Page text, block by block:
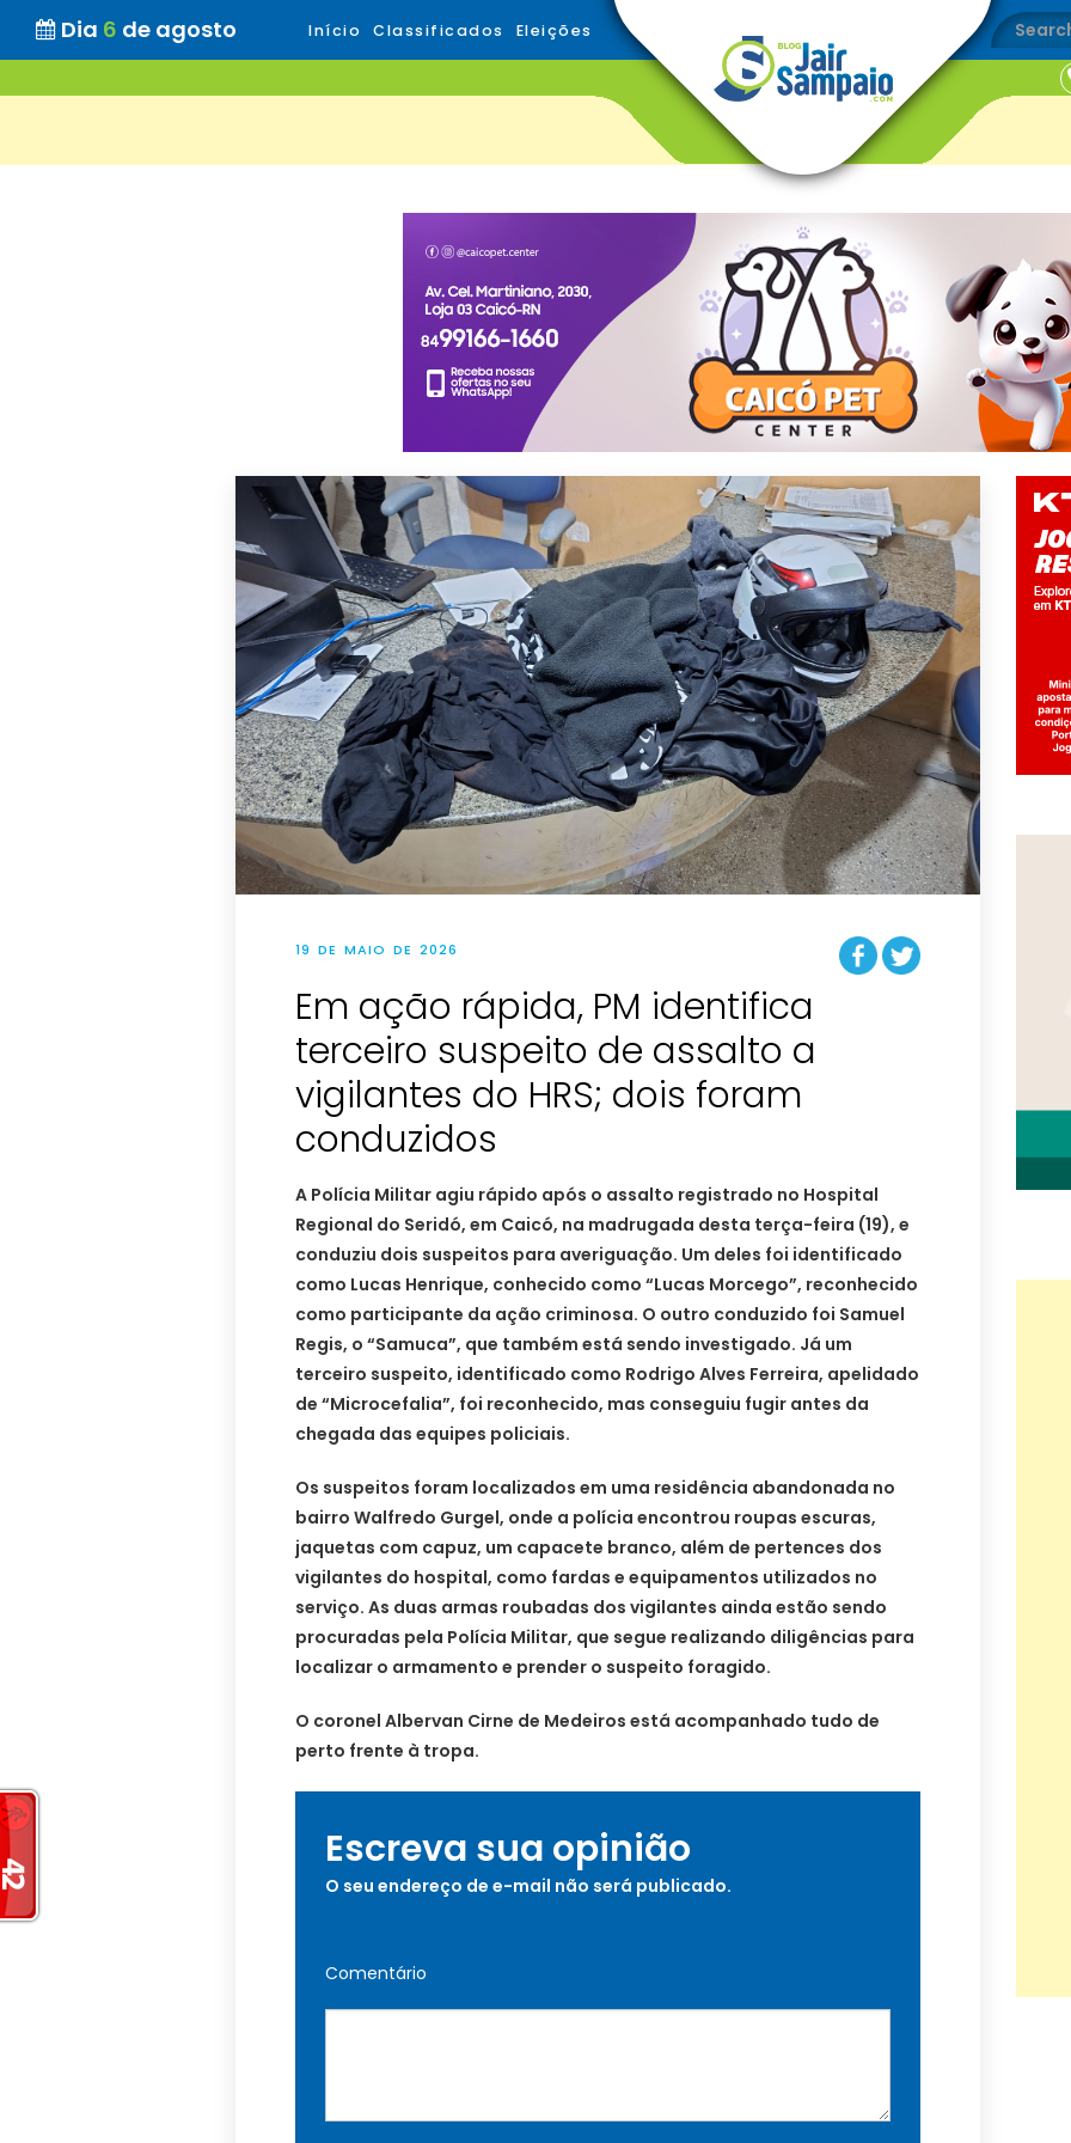
Dia 6 de agosto Início Classificados Eleições
19 DE MAIO DE 2026
Em ação rápida, PM identifica
terceiro suspeito de assalto a
vigilantes do HRS; dois foram
conduzidos
A Polícia Militar agiu rápido após o assalto registrado no Hospital
Regional do Seridó, em Caicó, na madrugada desta terça-feira (19), e
conduziu dois suspeitos para averiguação. Um deles foi identificado
como Lucas Henrique, conhecido como “Lucas Morcego”, reconhecido
como participante da ação criminosa. O outro conduzido foi Samuel
Regis, o “Samuca”, que também está sendo investigado. Já um
terceiro suspeito, identificado como Rodrigo Alves Ferreira, apelidado
de “Microcefalia”, foi reconhecido, mas conseguiu fugir antes da
chegada das equipes policiais.
Os suspeitos foram localizados em uma residência abandonada no
bairro Walfredo Gurgel, onde a polícia encontrou roupas escuras,
jaquetas com capuz, um capacete branco, além de pertences dos
vigilantes do hospital, como fardas e equipamentos utilizados no
serviço. As duas armas roubadas dos vigilantes ainda estão sendo
procuradas pela Polícia Militar, que segue realizando diligências para
localizar o armamento e prender o suspeito foragido.
O coronel Albervan Cirne de Medeiros está acompanhado tudo de
perto frente à tropa.
Escreva sua opinião
O seu endereço de e-mail não será publicado.
Comentário